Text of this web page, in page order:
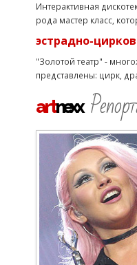
Интерактивная
рода мастер класс,
эстрадно-
"Золотой театр" -
представлены: цирк,
artnexx